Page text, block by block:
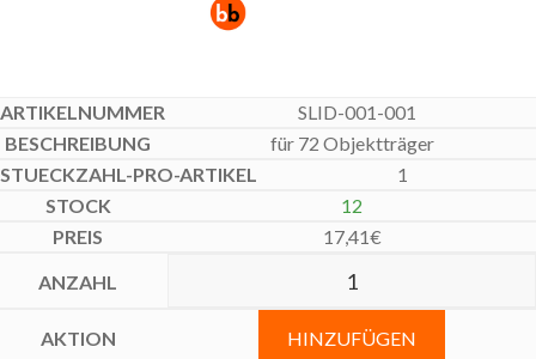
SLID-001-001
für 72 Objektträger
1
12
17,41€
HINZUFÜGEN